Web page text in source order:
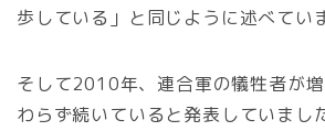
歩している」と同じように述べてい
そして2010年、連合軍の犠牲者が
わらず続いていると発表していまし